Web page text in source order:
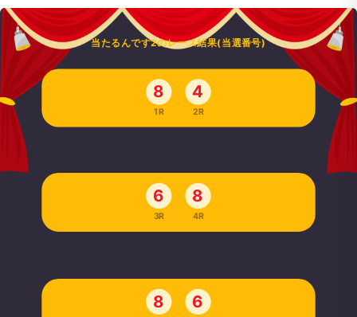
当たるんです2のレース結果(当選番号)
8
1R
4
2R
6
3R
8
4R
8 6